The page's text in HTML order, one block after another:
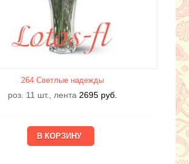
264 Светлые надежды
роз. 11 шт., лента 2695 руб.